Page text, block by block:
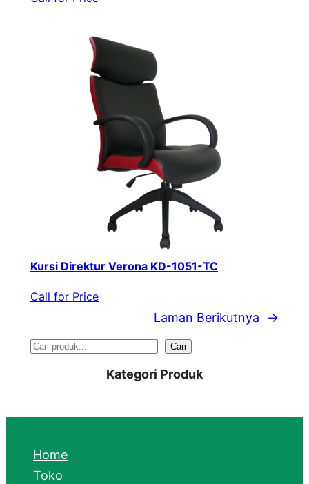
Kursi Direktur Verona KD-1051-TC
Call for Price
Laman Berikutnya →
S
r
h
Cari
Kategori Produk
Home
Toko